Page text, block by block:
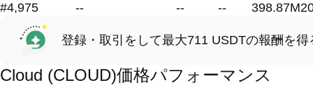
#4,975 -- -- -- 398.87M
登録・取引をして最大711 USDTの報酬を得
Cloud (CLOUD)価格パフォーマンス